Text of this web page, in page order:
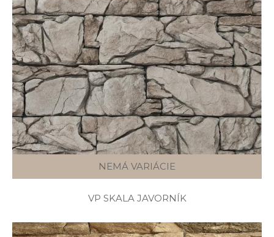
NEMÁ VARIÁCIE
VP SKALA JAVORNÍK